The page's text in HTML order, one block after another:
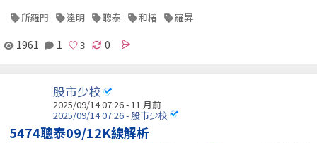
所羅門 達明 聰泰 和椿 羅昇
1961 1 0
股市少校
2025/09/14 07:26 - 11 月前
2025/09/14 07:26 - 股市少校
5474聰泰09/12K線解析